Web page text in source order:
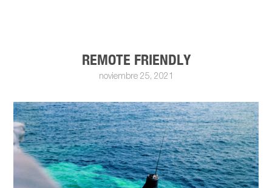
REMOTE FRIENDLY
noviembre 25, 2021